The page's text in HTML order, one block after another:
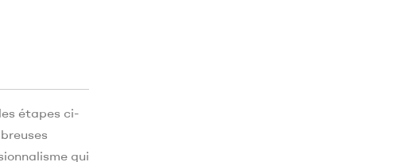
étapes ci-
qui